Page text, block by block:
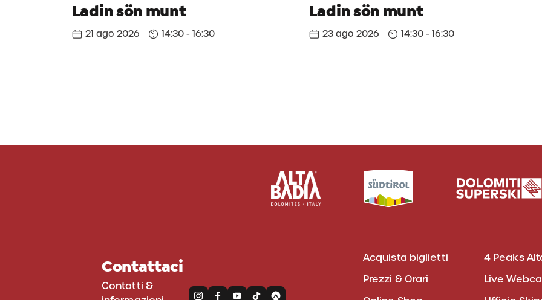
Ladin sön munt
21 ago 2026 14:30 - 16:30
Ladin sön munt
23 ago 2026 14:30 - 16:30
Contattaci
Contatti &
Acquista biglietti
Prezzi & Orari
4 Peaks
Live